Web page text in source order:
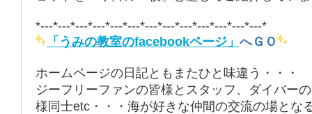
*---*---*---*---*---*---*---*---*---*---*---*---*---*
「うみの教室のfacebookページ」 へＧＯ
ホームページの日記ともまたひと味違う・・・
ジーフリーファンの皆様とスタッフ、ダイバー
様同士etc・・・海が好きな仲間の交流の場とな